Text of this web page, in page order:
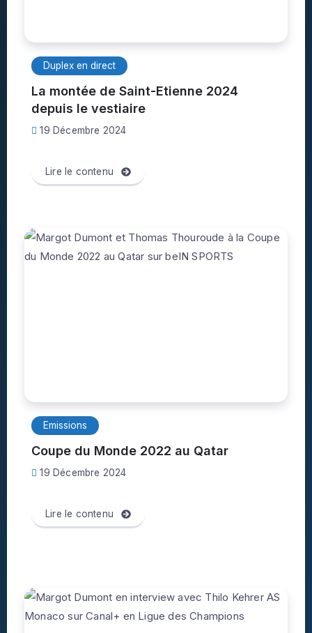
Duplex en direct
La montée de Saint-Etienne 2024
depuis le vestiaire
19 Décembre 2024
Lire le contenu
Emissions
Coupe du Monde 2022 au Qatar
19 Décembre 2024
Lire le contenu